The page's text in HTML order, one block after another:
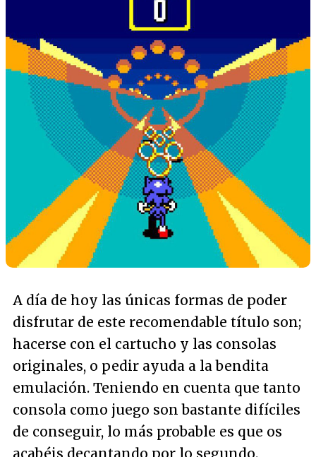
A día de hoy las únicas formas de poder
disfrutar de este recomendable título son;
hacerse con el cartucho y las consolas
originales, o pedir ayuda a la bendita
emulación. Teniendo en cuenta que tanto
consola como juego son bastante difíciles
de conseguir, lo más probable es que os
acabéis decantando por lo segundo.